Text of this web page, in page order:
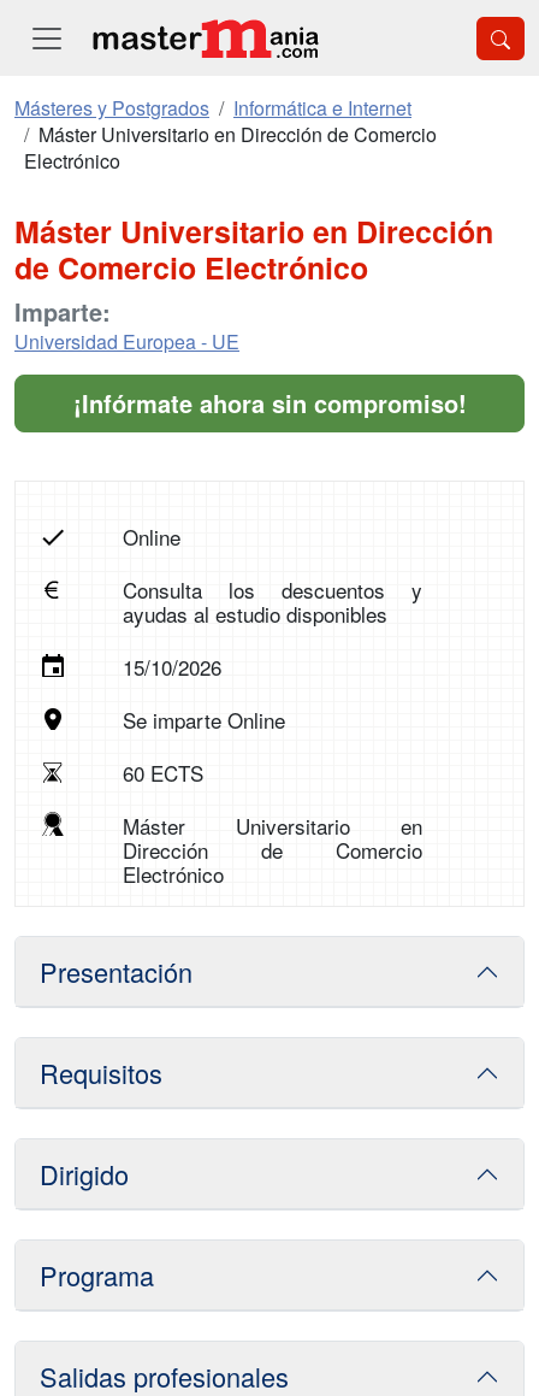
Másteres y Postgrados
Informática e Internet
Máster Universitario en Dirección de Comercio
Electrónico
Máster Universitario en Dirección
de Comercio Electrónico
Imparte:
Universidad Europea - UE
¡Infórmate ahora sin compromiso!
Online
Consulta los descuentos y
ayudas al estudio disponibles
15/10/2026
Se imparte Online
60 ECTS
Máster Universitario en
Dirección de Comercio
Electrónico
Presentación
Requisitos
Dirigido
Programa
Salidas profesionales